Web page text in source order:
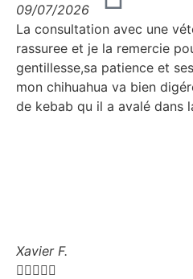
09/07/2026
La consultation avec une
rassuree et je la remercie
gentillesse,sa patience et
mon chihuahua va bien
de kebab qu il a avalé dans
Xavier F.
